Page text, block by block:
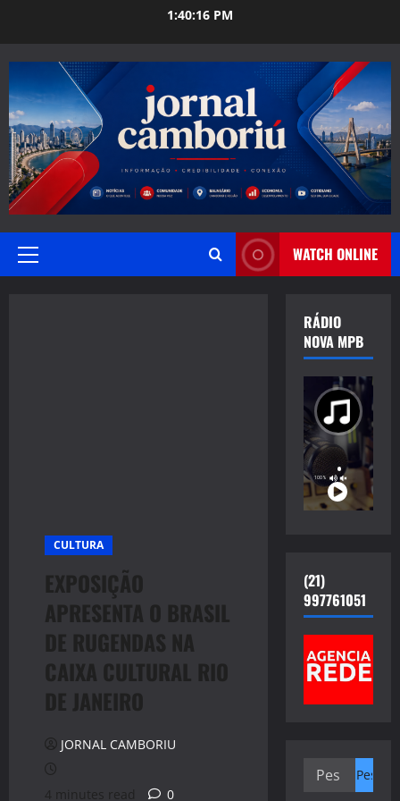
1:40:18 PM
Primary
WATCH ONLINE
CULTURA
EXPOSIÇÃO
APRESENTA O BRASIL
DE RUGENDAS NA
CAIXA CULTURAL RIO
DE JANEIRO
JORNAL CAMBORIU
4 minutes read 0
RÁDIO
NOVA MPB
(21)
997761051
Pesquisar